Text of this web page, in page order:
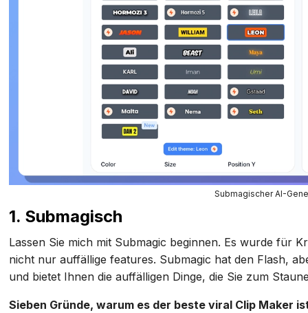
Submagischer AI-
1. Submagisch
Lassen Sie mich mit Submagic beginnen. Es wurde für
nicht nur auffällige features. Submagic hat den Flash,
und bietet Ihnen die auffälligen Dinge, die Sie zum
Sieben Gründe, warum es der beste viral Clip Maker